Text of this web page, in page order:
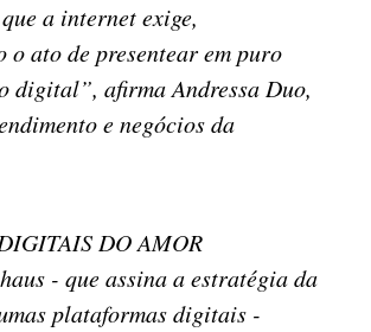
a internet exige,
o ato de presentear em puro
digital”, afirma Andressa Duo,
e negócios da
DO AMOR
- que assina a estratégia da
plataformas digitais -